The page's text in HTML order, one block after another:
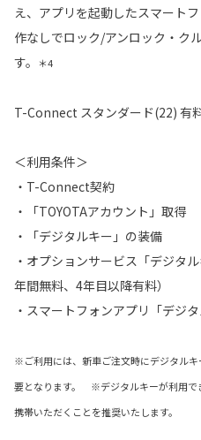
え、アプリを起動したスマート
作なしでロック/アンロック・ク
す。
＊4
T-Connect スタンダード(22) 有
＜利用条件＞
・T-Connect契約
・「TOYOTAアカウント」取得
・「デジタルキー」の装備
・オプションサービス「デジタ
年間無料、4年目以降有料）
・スマートフォンアプリ「デジ
※ご利用には、新車ご注文時にデジタル
要となります。 ※デジタルキーが利用で
携帯いただくことを推奨いたします。